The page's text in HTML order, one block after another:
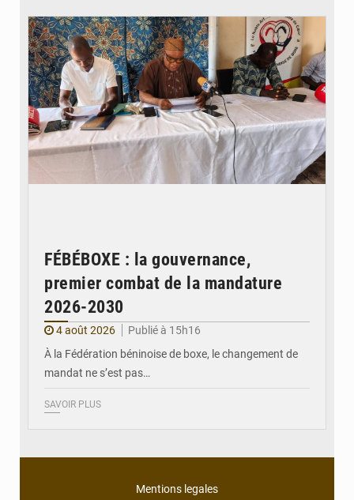
FÉBÉBOXE : la gouvernance,
premier combat de la mandature
2026-2030
4 août 2026
Publié à 15h16
À la Fédération béninoise de boxe, le changement de
mandat ne s’est pas…
SAVOIR PLUS
Mentions legales